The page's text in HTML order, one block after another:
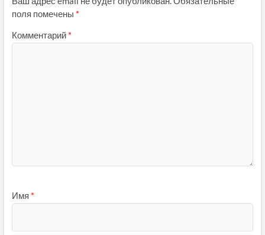
поля помечены *
Комментарий *
Имя *